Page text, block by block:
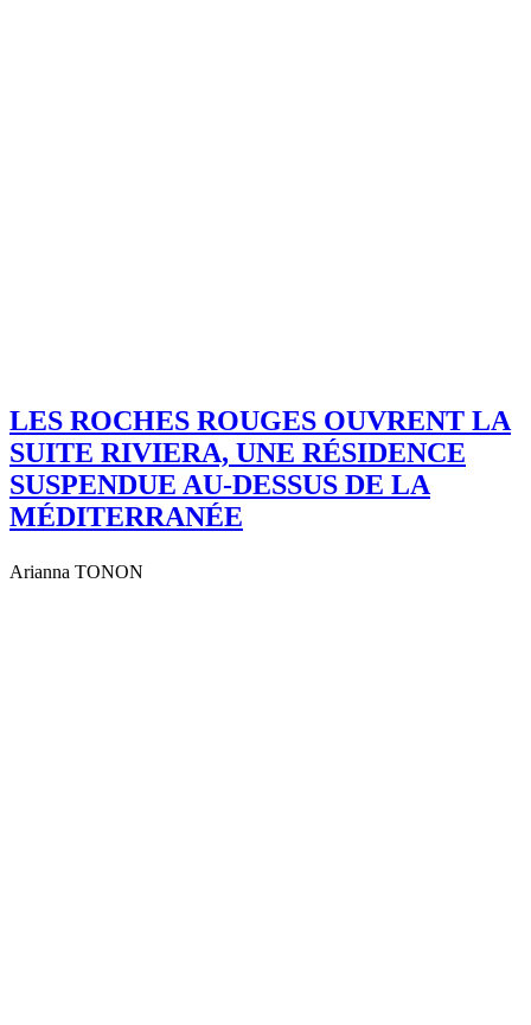
LES ROCHES ROUGES OUVRENT LA
SUITE RIVIERA, UNE RÉSIDENCE
SUSPENDUE AU-DESSUS DE LA
MÉDITERRANÉE
Arianna TONON